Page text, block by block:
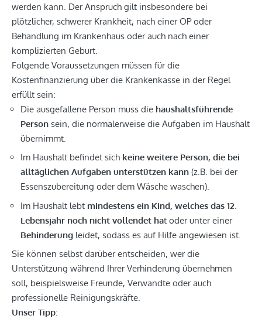
werden kann. Der Anspruch gilt insbesondere bei
plötzlicher, schwerer Krankheit, nach einer OP oder
Behandlung im Krankenhaus oder auch nach einer
komplizierten Geburt.
Folgende Voraussetzungen müssen für die
Kostenfinanzierung über die Krankenkasse in der Regel
erfüllt sein:
Die ausgefallene Person muss die haushaltsführende
Person sein, die normalerweise die Aufgaben im Haushalt
übernimmt.
Im Haushalt befindet sich keine weitere Person, die bei
alltäglichen Aufgaben unterstützen kann (z.B. bei der
Essenszubereitung oder dem Wäsche waschen).
Im Haushalt lebt mindestens ein Kind, welches das 12.
Lebensjahr noch nicht vollendet hat oder unter einer
Behinderung leidet, sodass es auf Hilfe angewiesen ist.
Sie können selbst darüber entscheiden, wer die
Unterstützung während Ihrer Verhinderung übernehmen
soll, beispielsweise Freunde, Verwandte oder auch
professionelle Reinigungskräfte.
Unser Tipp: